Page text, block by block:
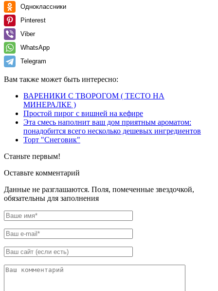
Одноклассники
Pinterest
Viber
WhatsApp
Telegram
Вам также может быть интересно:
ВАРЕНИКИ С ТВОРОГОМ ( ТЕСТО НА
МИНЕРАЛКЕ )
Простой пирог с вишней на кефире
Эта смесь наполнит ваш дом приятным ароматом:
понадобится всего несколько дешевых ингредиентов
Торт "Снеговик"
Станьте первым!
Оставьте комментарий
Данные не разглашаются. Поля, помеченные звездочкой,
обязательны для заполнения